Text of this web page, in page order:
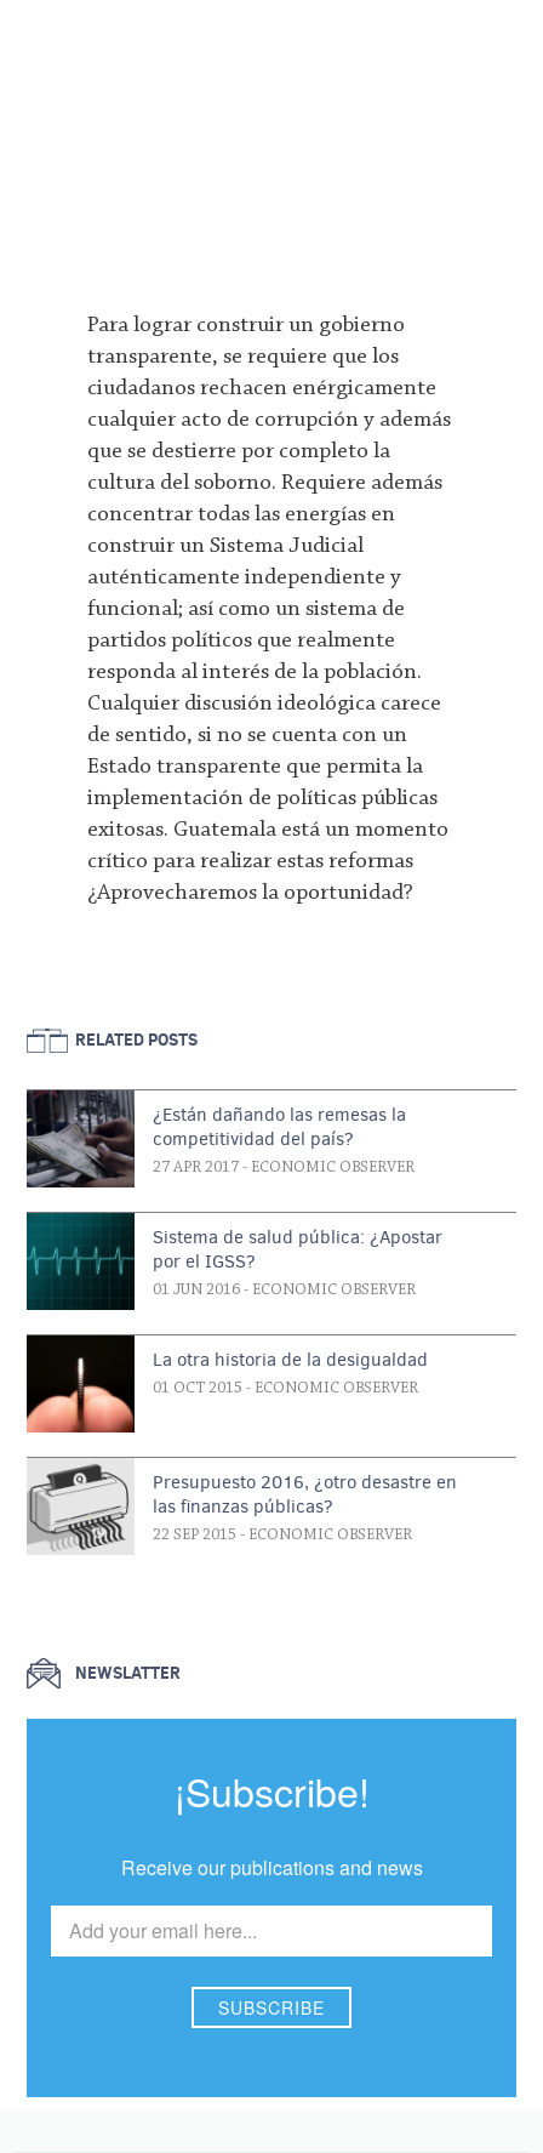
Para lograr construir un gobierno
transparente, se requiere que los
ciudadanos rechacen enérgicamente
cualquier acto de corrupción y además
que se destierre por completo la
cultura del soborno. Requiere además
concentrar todas las energías en
construir un Sistema Judicial
auténticamente independiente y
funcional; así como un sistema de
partidos políticos que realmente
responda al interés de la población.
Cualquier discusión ideológica carece
de sentido, si no se cuenta con un
Estado transparente que permita la
implementación de políticas públicas
exitosas. Guatemala está un momento
crítico para realizar estas reformas
¿Aprovecharemos la oportunidad?
RELATED POSTS
¿Están dañando las remesas la
competitividad del país?
27 APR 2017 - ECONOMIC OBSERVER
Sistema de salud pública: ¿Apostar
por el IGSS?
01 JUN 2016 - ECONOMIC OBSERVER
La otra historia de la desigualdad
01 OCT 2015 - ECONOMIC OBSERVER
Presupuesto 2016, ¿otro desastre en
las finanzas públicas?
22 SEP 2015 - ECONOMIC OBSERVER
NEWSLATTER
¡Subscribe!
Receive our publications and news